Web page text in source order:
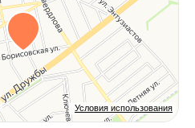
Условия использования